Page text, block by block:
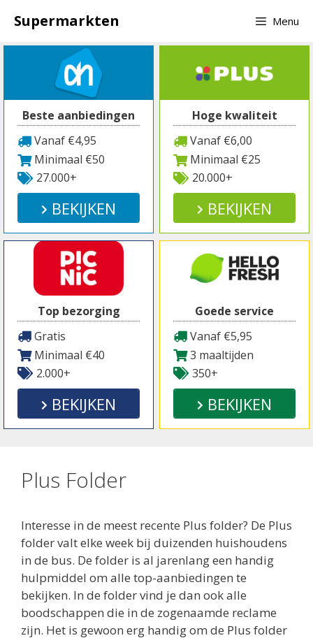
naar
inhoud
Supermarkten Menu
Beste aanbiedingen
Vanaf €4,95
Minimaal €50
27.000+
BEKIJKEN
Hoge kwaliteit
Vanaf €6,00
Minimaal €25
20.000+
BEKIJKEN
Top bezorging
Gratis
Minimaal €40
2.000+
BEKIJKEN
Goede service
Vanaf €5,95
3 maaltijden
350+
BEKIJKEN
Plus Folder
Interesse in de meest recente Plus folder? De Plus
folder valt elke week bij duizenden huishoudens
in de bus. De folder is al jarenlang een handig
hulpmiddel om alle top-aanbiedingen te
bekijken. In de folder vind je dan ook alle
boodschappen die in de zogenaamde reclame
zijn. Het is gewoon erg handig om de Plus folder